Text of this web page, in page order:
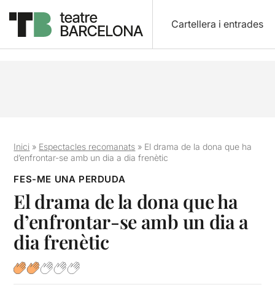
Cartellera i entrades
Inici » Espectacles recomanats » El drama de la dona que ha
d’enfrontar-se amb un dia a dia frenètic
FES-ME UNA PERDUDA
El drama de la dona que ha
d’enfrontar-se amb un dia a
dia frenètic